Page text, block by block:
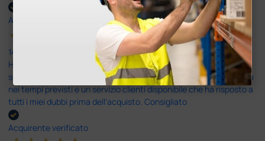
Acquirente verificato
14 Luglio 2026
Ho acquistato un ecografo da Doctor Shop e sono rimasto molto
soddisfatto dell'esperienza. Apparecchiatura di qualità, consegna
nei tempi previsti e un servizio clienti disponibile che ha risposto a
tutti i miei dubbi prima dell'acquisto. Consigliato
Acquirente verificato